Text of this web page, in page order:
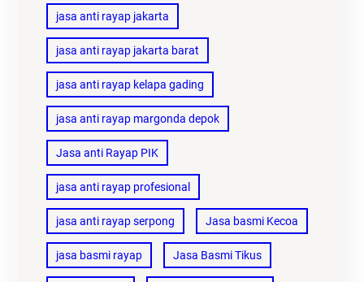
jasa anti rayap jakarta
jasa anti rayap jakarta barat
jasa anti rayap kelapa gading
jasa anti rayap margonda depok
Jasa anti Rayap PIK
jasa anti rayap profesional
jasa anti rayap serpong Jasa basmi Kecoa
jasa basmi rayap Jasa Basmi Tikus